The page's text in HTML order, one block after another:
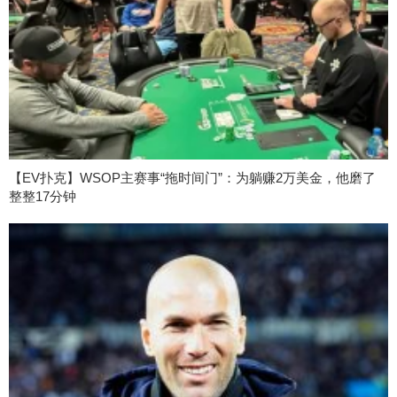
【EV扑克】WSOP主赛事“拖时间门”：为躺赚2万美金，他磨了
整整17分钟